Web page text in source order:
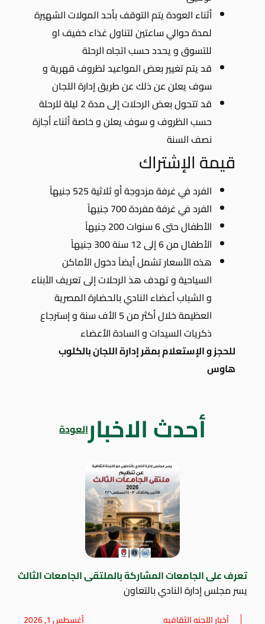
أثناء العودة يتم التوقف بأحد المولات الشهيرة
لمدة حوالي ساعتين لتناول غذاء خفيف او
للتسوق و يحدد حسب اتجاه الرحلة
قد يتم تغيير بعض المواعيد لظروف قهرية و
سوف يعلن عن ذلك عن طريق إدارة اللجان
قد تتحول بعض الرحلات إلى مدة 2 ليلة للرحلة
حسب الظروف و سوف يعلن و خاصة أثناء أجازة
نصف السنة
قيمة الإشتراك
الفرد في غرفة مزدوجة أو ثلاثية 525 جنيهاً
الفرد في غرفة مفردة 700 جنيهاً
الأطفال حتى 6 سنوات 200 جنيهاً
الأطفال من 6 إلى 12 سنة 300 جنيهاً
هذه الأسعار تشمل أيضاً دخول الأماكن
السياحية و تهدف هذ الرحلات إلى تعريف الأبناء
و الشباب أعضاء النادي بالحضارة المصرية
العظيمة خلال أكثر من 5 الأف سنة و إسترجاع
ذكريات السيدات و السادة الأعضاء
للحجز و الإستعلام بمقر إدارة اللجان بالكلوب
هاوس
أحدث الاخبارالعودة
تعرف على الجامعات المشاركة بالملتقى الجامعات الثالث
يسر مجلس إدارة النادي بالتعاون
أخبار اللجنه الثقافيه أغسطس 1, 2026